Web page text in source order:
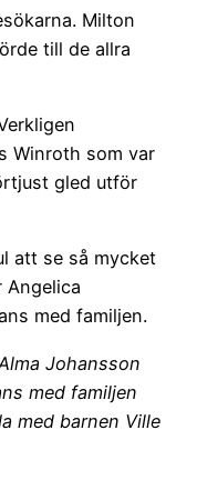
Milton
till de allra
Winroth som var
gled utför
att se så mycket
Angelica
med familjen.
Johansson
med familjen
med barnen Ville